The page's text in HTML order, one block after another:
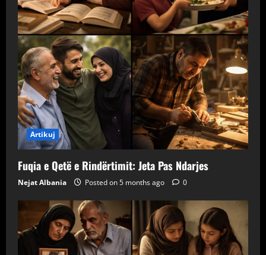
Artikuj
Fuqia e Qetë e Rindërtimit: Jeta Pas Ndarjes
Nejat Albania Posted on 5 months ago 0